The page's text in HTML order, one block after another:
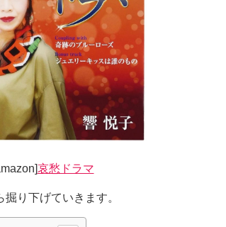
哀愁ドラマ
り下げていきます。